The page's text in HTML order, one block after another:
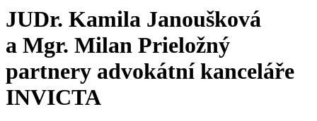
JUDr. Kamila Janoušková
a Mgr. Milan Prieložný
partnery advokátní kanceláře
INVICTA